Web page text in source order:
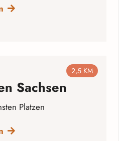
2,5 KM
Sachsen
Platzen